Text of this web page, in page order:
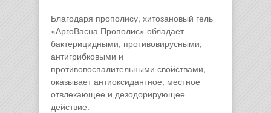
Благодаря прополису, хитозановый гель
«АргоВасна Прополис» обладает
бактерицидными, противовирусными,
антигрибковыми и
противовоспалительными свойствами,
оказывает антиоксидантное, местное
отвлекающее и дезодорирующее
действие.